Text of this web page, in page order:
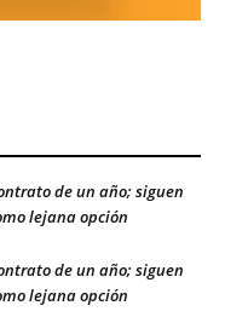
de un año; siguen
lejana opción
de un año; siguen
lejana opción